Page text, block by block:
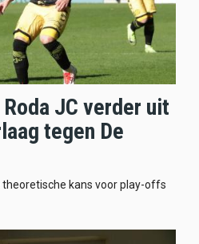
JC verder uit
tegen De
kans voor play-offs